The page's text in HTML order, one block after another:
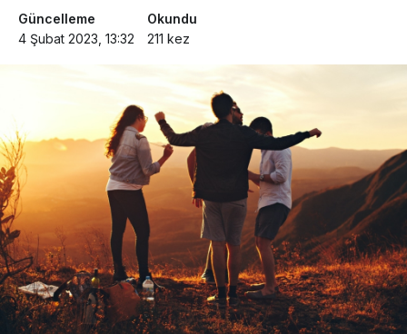
Güncelleme
4 Şubat 2023, 13:32
Okundu
211 kez